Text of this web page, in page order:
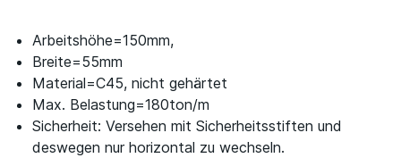
Arbeitshöhe=150mm,
Breite=55mm
Material=C45, nicht gehärtet
Max. Belastung=180ton/m
Sicherheit: Versehen mit Sicherheitsstiften und
deswegen nur horizontal zu wechseln.